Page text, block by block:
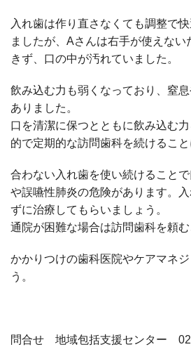
入れ歯は作り直さなくても調整で
ましたが、 Aさんは右手が使えな
きず、口の中が汚れていました。
飲み込む力も弱くなっており、窒
ありました。
口を清潔に保つとともに飲み込む
的で定期的な訪問歯科を続けること
合わない入れ歯を使い続けること
や誤嚥性肺炎の危険があります。
ずに治療してもらいましょう。
通院が困難な場合は訪問歯科を頼む
かかりつけの歯科医院やケアマネ
う。
問合せ 地域包括支援センター